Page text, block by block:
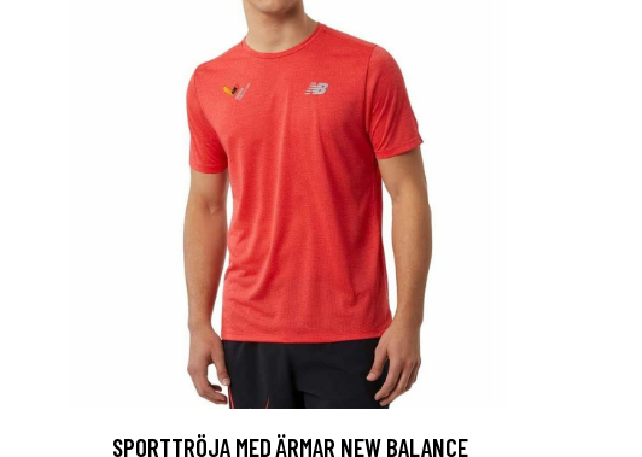
SPORTTRÖJA MED ÄRMAR NEW BALANCE